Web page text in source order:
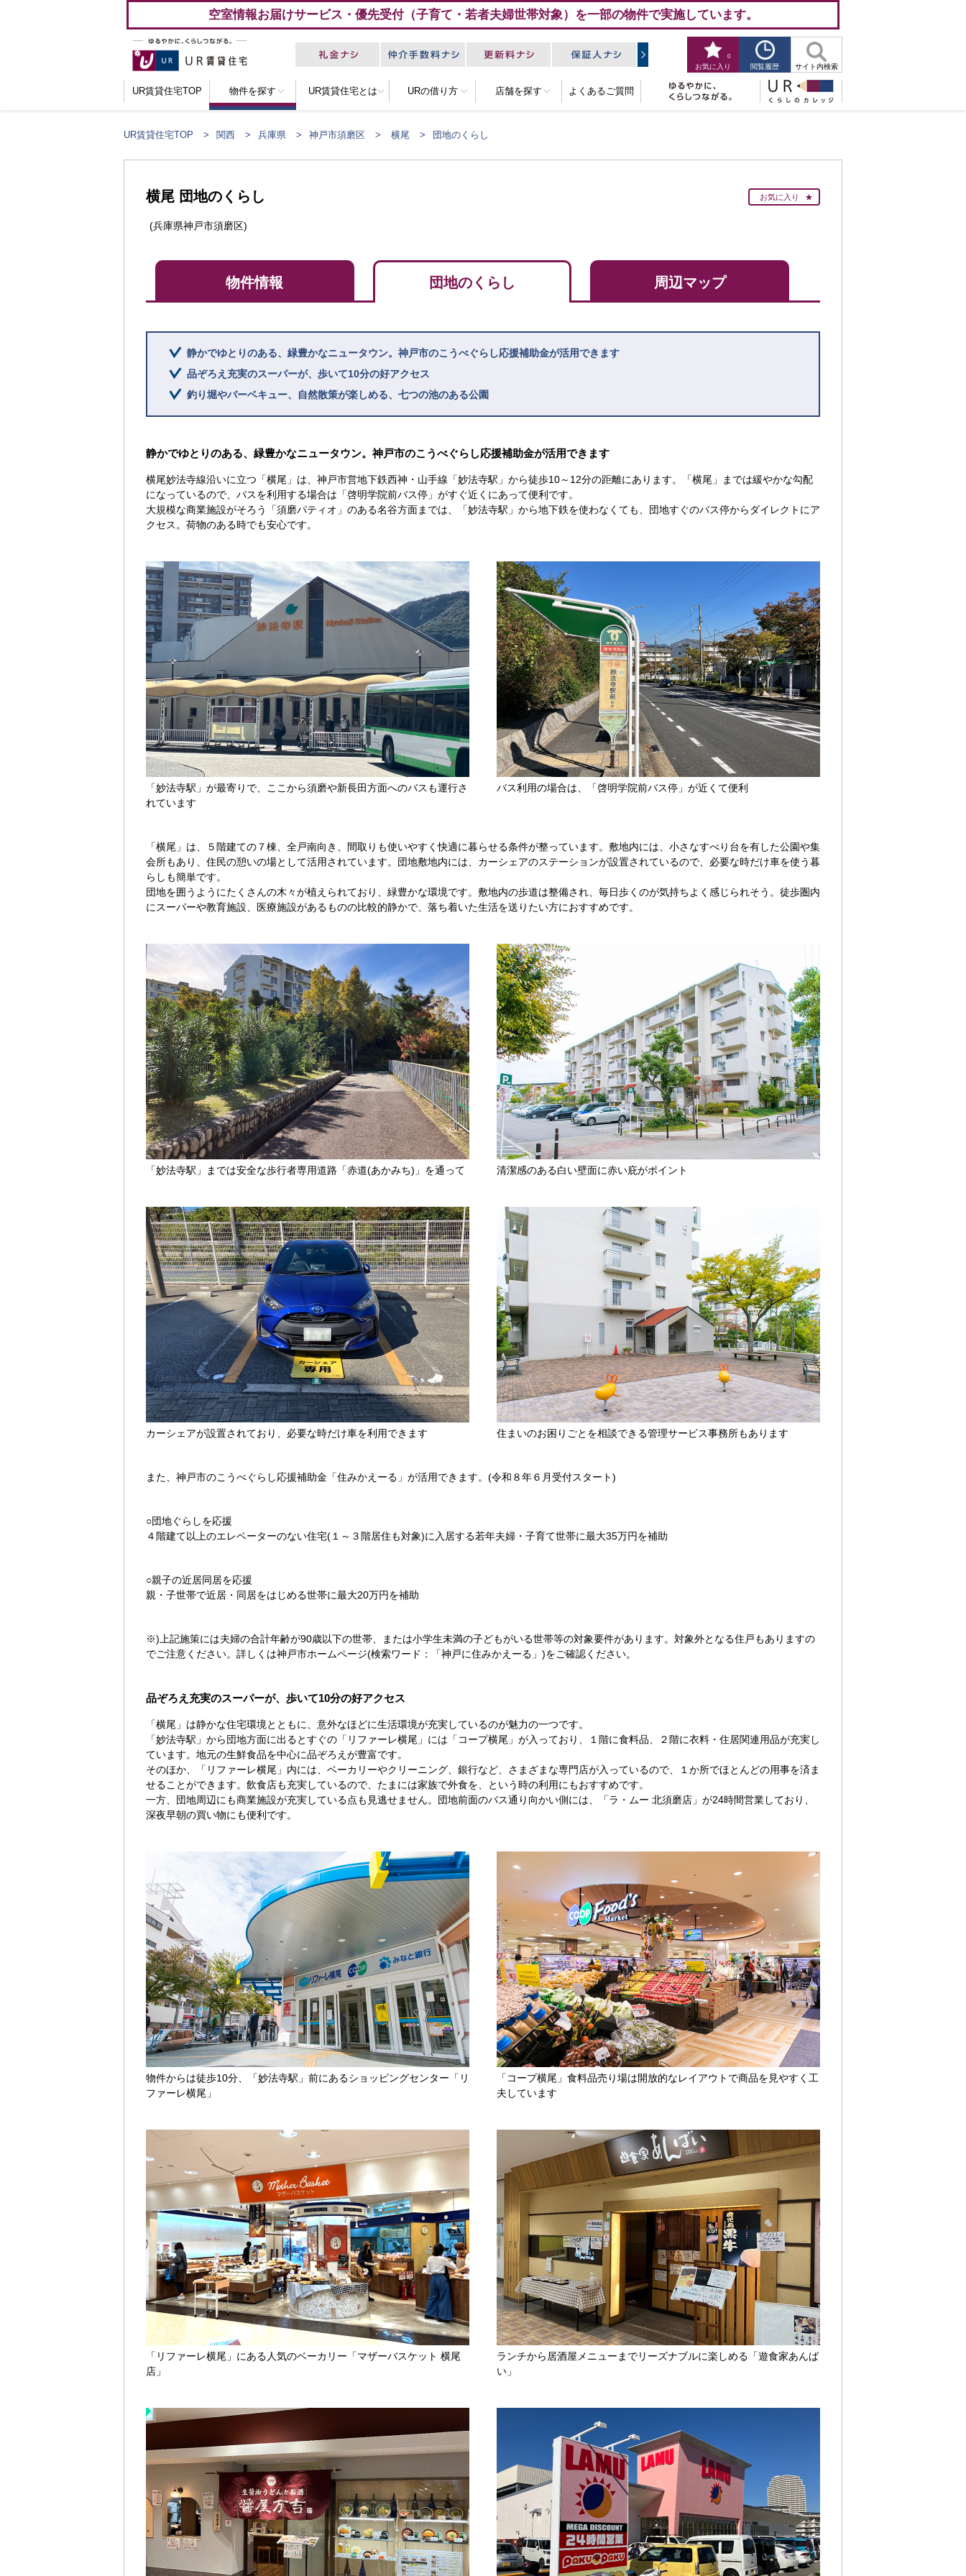
空室情報お届けサービス・優先受付（子育て・若者夫婦世帯対象）を一部の物件で実施しています。
お気に入り
0
閲覧履歴 サイト内検索
UR賃貸住宅TOP 物件を探す UR賃貸住宅とは URの借り方 店舗を探す よくあるご質問
UR賃貸住宅TOP 関西 兵庫県 神戸市須磨区 横尾 団地のくらし
横尾 団地のくらし
(兵庫県神戸市須磨区)
お気に入り
物件情報 団地のくらし 周辺マップ
静かでゆとりのある、緑豊かなニュータウン。神戸市のこうべぐらし応援補助金が活用できます
品ぞろえ充実のスーパーが、歩いて10分の好アクセス
釣り堀やバーベキュー、自然散策が楽しめる、七つの池のある公園
静かでゆとりのある、緑豊かなニュータウン。神戸市のこうべぐらし応援補助金が活用できます
横尾妙法寺線沿いに立つ「横尾」は、神戸市営地下鉄西神・山手線「妙法寺駅」から徒歩10～12分の距離にあります。「横尾」までは緩やかな勾配
になっているので、バスを利用する場合は「啓明学院前バス停」がすぐ近くにあって便利です。
大規模な商業施設がそろう「須磨パティオ」のある名谷方面までは、「妙法寺駅」から地下鉄を使わなくても、団地すぐのバス停からダイレクトにア
クセス。荷物のある時でも安心です。
「妙法寺駅」が最寄りで、ここから須磨や新長田方面へのバスも運行さ
れています
バス利用の場合は、「啓明学院前バス停」が近くて便利
「横尾」は、５階建ての７棟、全戸南向き、間取りも使いやすく快適に暮らせる条件が整っています。敷地内には、小さなすべり台を有した公園や集
会所もあり、住民の憩いの場として活用されています。団地敷地内には、カーシェアのステーションが設置されているので、必要な時だけ車を使う暮
らしも簡単です。
団地を囲うようにたくさんの木々が植えられており、緑豊かな環境です。敷地内の歩道は整備され、毎日歩くのが気持ちよく感じられそう。徒歩圏内
にスーパーや教育施設、医療施設があるものの比較的静かで、落ち着いた生活を送りたい方におすすめです。
「妙法寺駅」までは安全な歩行者専用道路「赤道(あかみち)」を通って 清潔感のある白い壁面に赤い庇がポイント
カーシェアが設置されており、必要な時だけ車を利用できます 住まいのお困りごとを相談できる管理サービス事務所もあります
また、神戸市のこうべぐらし応援補助金「住みかえーる」が活用できます。(令和８年６月受付スタート)
○団地ぐらしを応援
４階建て以上のエレベーターのない住宅(１～３階居住も対象)に入居する若年夫婦・子育て世帯に最大35万円を補助
○親子の近居同居を応援
親・子世帯で近居・同居をはじめる世帯に最大20万円を補助
※)上記施策には夫婦の合計年齢が90歳以下の世帯、または小学生未満の子どもがいる世帯等の対象要件があります。対象外となる住戸もありますの
でご注意ください。詳しくは神戸市ホームページ(検索ワード：「神戸に住みかえーる」)をご確認ください。
品ぞろえ充実のスーパーが、歩いて10分の好アクセス
「横尾」は静かな住宅環境とともに、意外なほどに生活環境が充実しているのが魅力の一つです。
「妙法寺駅」から団地方面に出るとすぐの「リファーレ横尾」には「コープ横尾」が入っており、１階に食料品、２階に衣料・住居関連用品が充実し
ています。地元の生鮮食品を中心に品ぞろえが豊富です。
そのほか、「リファーレ横尾」内には、ベーカリーやクリーニング、銀行など、さまざまな専門店が入っているので、１か所でほとんどの用事を済ま
せることができます。飲食店も充実しているので、たまには家族で外食を、という時の利用にもおすすめです。
一方、団地周辺にも商業施設が充実している点も見逃せません。団地前面のバス通り向かい側には、「ラ・ムー 北須磨店」が24時間営業しており、
深夜早朝の買い物にも便利です。
物件からは徒歩10分、「妙法寺駅」前にあるショッピングセンター「リ
ファーレ横尾」
「コープ横尾」食料品売り場は開放的なレイアウトで商品を見やすく工
夫しています
「リファーレ横尾」にある人気のベーカリー「マザーバスケット 横尾
店」
ランチから居酒屋メニューまでリーズナブルに楽しめる「遊食家あんば
い」